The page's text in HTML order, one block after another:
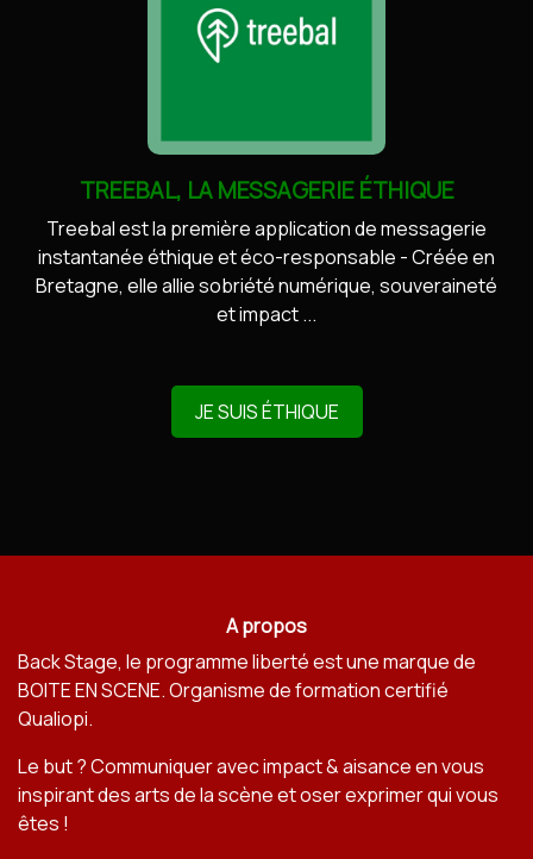
TREEBAL, LA MESSAGERIE ÉTHIQUE
Treebal est la première application de messagerie
instantanée éthique et éco-responsable - Créée en
Bretagne, elle allie sobriété numérique, souveraineté
et impact ...
JE SUIS ÉTHIQUE
A propos
Back Stage, le programme liberté est une marque de
BOITE EN SCENE. Organisme de formation certifié
Qualiopi.
Le but ? Communiquer avec impact & aisance en vous
inspirant des arts de la scène et oser exprimer qui vous
êtes !